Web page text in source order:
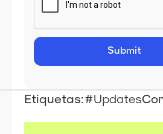
Etiquetas:#Updates